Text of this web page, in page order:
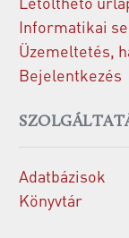
Informatikai
Üzemeltetés,
Bejelentkezés
Adatbázisok
Könyvtár